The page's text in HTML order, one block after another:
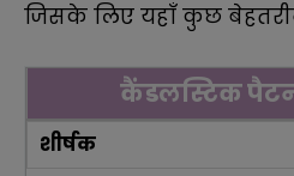
जिसके लिए यहाँ कुछ
कैंडलस्टिक
शीर्षक